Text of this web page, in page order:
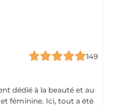
149
dédié à la beauté et au
féminine. Ici, tout a été